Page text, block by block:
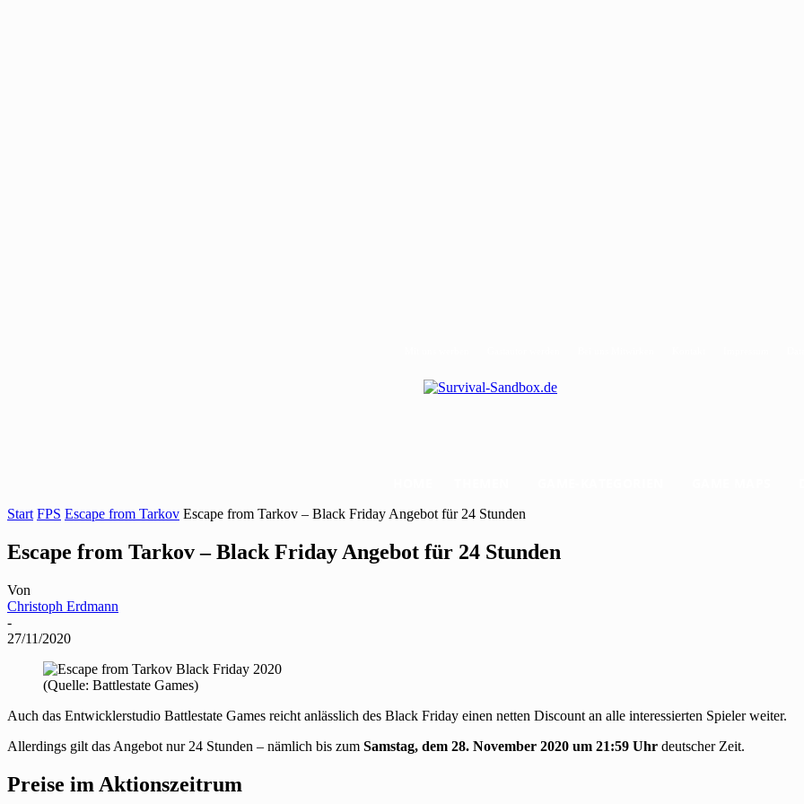
Start FPS Escape from Tarkov Escape from Tarkov – Black Friday Angebot für 24 Stunden
Escape from Tarkov – Black Friday Angebot für 24 Stunden
Von
Christoph Erdmann
-
27/11/2020
(Quelle: Battlestate Games)
Auch das Entwicklerstudio Battlestate Games reicht anlässlich des Black Friday einen netten Discount an alle interessierten Spieler weiter.
Allerdings gilt das Angebot nur 24 Stunden – nämlich bis zum Samstag, dem 28. November 2020 um 21:59 Uhr deutscher Zeit.
Preise im Aktionszeitrum